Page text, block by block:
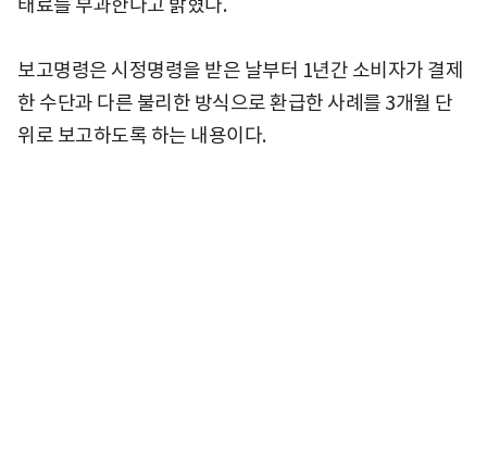
보고명령은 시정명령을 받은 날부터 1년간 소비자가 결제
한 수단과 다른 불리한 방식으로 환급한 사례를 3개월 단
위로 보고하도록 하는 내용이다.